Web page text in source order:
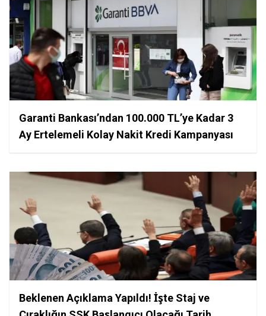
Garanti Bankası’ndan 100.000 TL’ye Kadar 3
Ay Ertelemeli Kolay Nakit Kredi Kampanyası
Beklenen Açıklama Yapıldı! İşte Staj ve